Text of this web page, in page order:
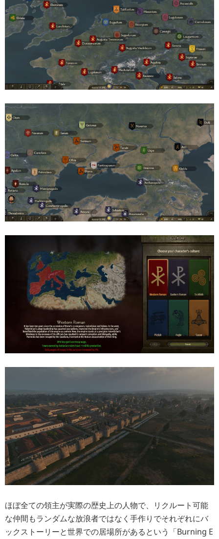
ほぼ全ての領主が実際の歴史上の人物で、リクルート可能
な仲間もランダムな放浪者ではなく手作りでそれぞれにバ
ックストーリーと世界での居場所があるという「Burning E